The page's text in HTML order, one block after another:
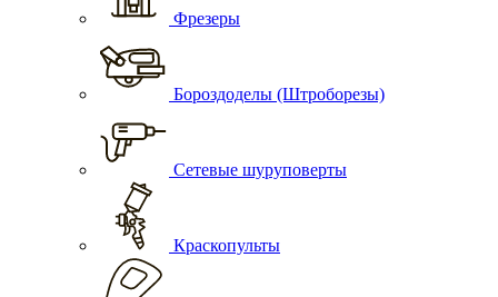
Фрезеры
Бороздоделы (Штроборезы)
Сетевые шуруповерты
Краскопульты